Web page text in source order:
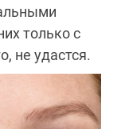
только с
не удастся.